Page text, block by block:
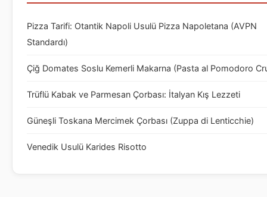
Pizza Tarifi: Otantik Napoli Usulü Pizza Napoletana (AVPN
Standardı)
Çiğ Domates Soslu Kemerli Makarna (Pasta al Pomodoro
Trüflü Kabak ve Parmesan Çorbası: İtalyan Kış Lezzeti
Güneşli Toskana Mercimek Çorbası (Zuppa di Lenticchie)
Venedik Usulü Karides Risotto